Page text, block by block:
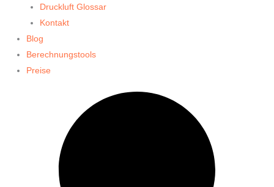
Druckluft Glossar
Kontakt
Blog
Berechnungstools
Preise